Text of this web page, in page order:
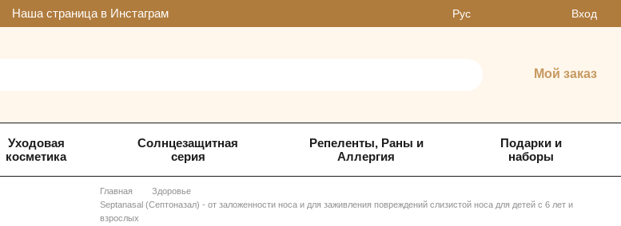
Наша страница в Инстаграм Рус Вход
Мой заказ
Уходовая
косметика
Солнцезащитная
серия
Репеленты, Раны и
Аллергия
Подарки и
наборы
Главная
Здоровье
Septanasal (Септоназал) - от заложенности носа и для заживления повреждений слизистой носа для детей с 6 лет и
взрослых